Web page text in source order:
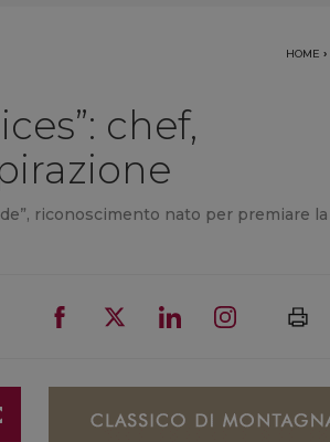
HOME ›
chef,
riconoscimento nato per premiare la